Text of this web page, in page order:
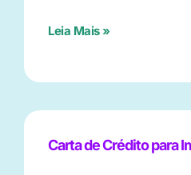
Leia Mais »
Carta de Crédito para